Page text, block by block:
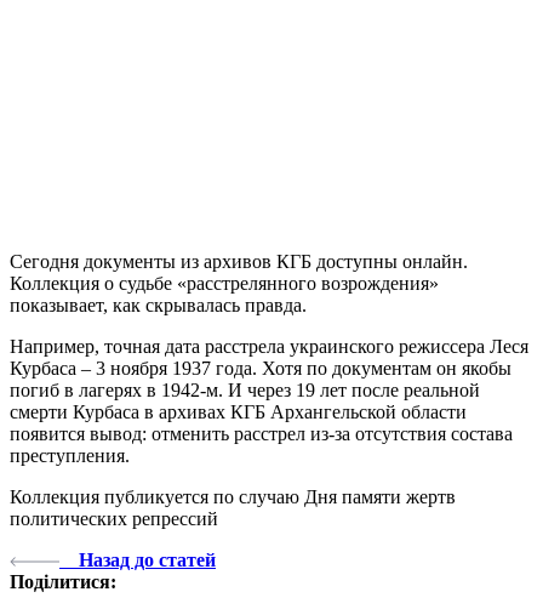
Сегодня документы из архивов КГБ доступны онлайн.
Коллекция о судьбе «расстрелянного возрождения»
показывает, как скрывалась правда.
Например, точная дата расстрела украинского режиссера Леся
Курбаса – 3 ноября 1937 года. Хотя по документам он якобы
погиб в лагерях в 1942-м. И через 19 лет после реальной
смерти Курбаса в архивах КГБ Архангельской области
появится вывод: отменить расстрел из-за отсутствия состава
преступления.
Коллекция публикуется по случаю Дня памяти жертв
политических репрессий
Назад до статей
Поділитися: